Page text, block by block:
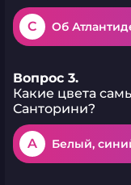
C Об
Вопрос 3.
Какие цвета
Санторини?
A Белый,